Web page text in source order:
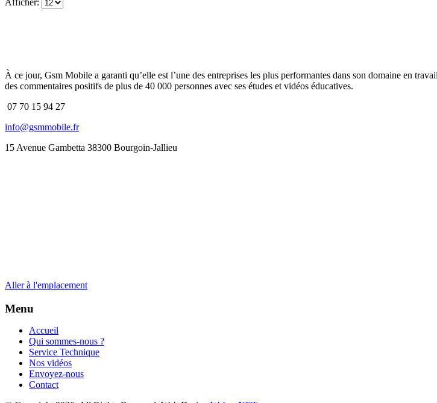
Afficher:
À ce jour, Gsm Mobile a garanti qu’elle est l’une des entreprises les plus performantes dans son domaine en
des commentaires positifs de plus de 40 000 personnes avec ses études et vidéos éducatives.
07 70 15 94 27
info@gsmmobile.fr
15 Avenue Gambetta 38300 Bourgoin-Jallieu
Aller à l'emplacement
Menu
Accueil
Qui sommes-nous ?
Service Technique
Nos vidéos
Envoyez-nous
Contact